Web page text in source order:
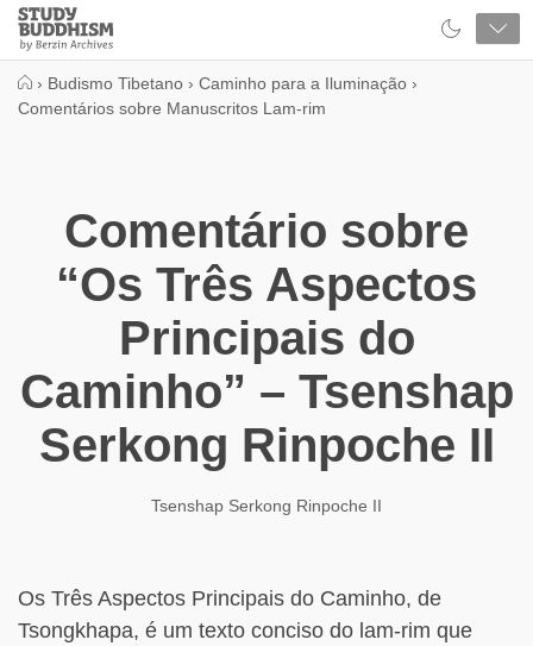
Close
Study
Buddhism
› Budismo Tibetano › Caminho para a Iluminação ›
Comentários sobre Manuscritos Lam-rim
Comentário sobre
“Os Três Aspectos
Principais do
Caminho” – Tsenshap
Serkong Rinpoche II
Tsenshap Serkong Rinpoche II
Os Três Aspectos Principais do Caminho, de
Tsongkhapa, é um texto conciso do lam-rim que